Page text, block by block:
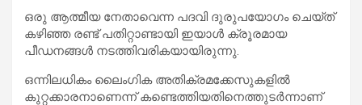
ഒരു ആത്മീയ നേതാവെന്ന പദവി ദുരുപയോഗം ചെയ്ത്
കഴിഞ്ഞ രണ്ട് പതിറ്റാണ്ടായി ഇയാൾ ക്രൂരമായ
പീഡനങ്ങൾ നടത്തിവരികയായിരുന്നു.
ഒന്നിലധികം ലൈംഗിക അതിക്രമക്കേസുകളിൽ
കുറ്റക്കാരനാണെന്ന് കണ്ടെത്തിയതിനെത്തുടർന്നാണ്